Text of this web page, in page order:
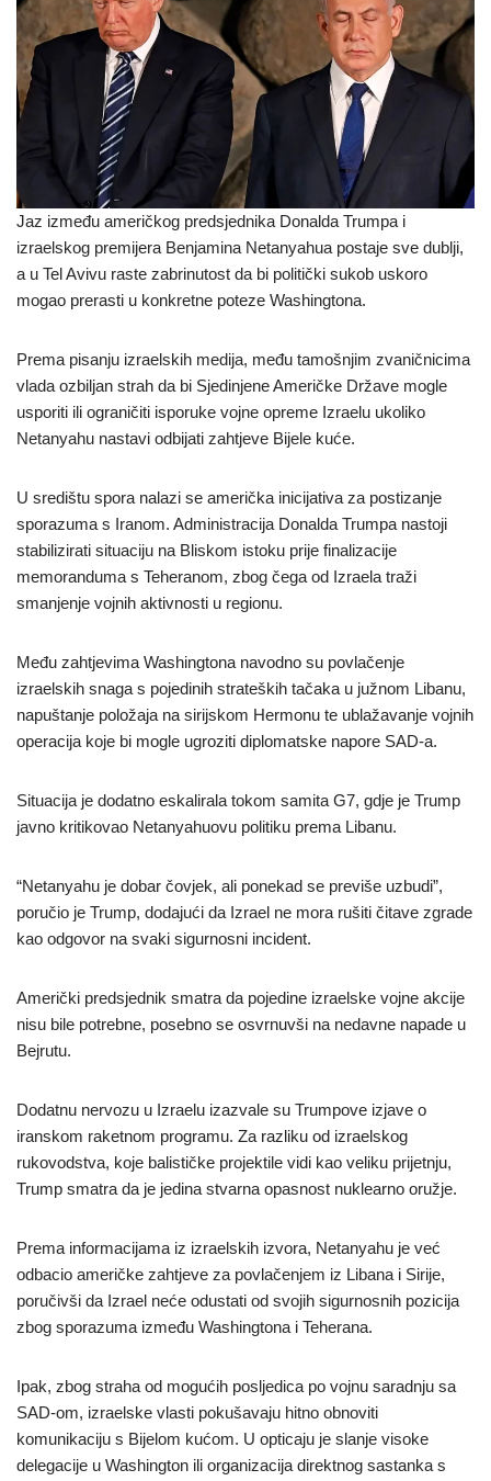
Jaz između američkog predsjednika Donalda Trumpa i
izraelskog premijera Benjamina Netanyahua postaje sve dublji,
a u Tel Avivu raste zabrinutost da bi politički sukob uskoro
mogao prerasti u konkretne poteze Washingtona.
Prema pisanju izraelskih medija, među tamošnjim zvaničnicima
vlada ozbiljan strah da bi Sjedinjene Američke Države mogle
usporiti ili ograničiti isporuke vojne opreme Izraelu ukoliko
Netanyahu nastavi odbijati zahtjeve Bijele kuće.
U središtu spora nalazi se američka inicijativa za postizanje
sporazuma s Iranom. Administracija Donalda Trumpa nastoji
stabilizirati situaciju na Bliskom istoku prije finalizacije
memoranduma s Teheranom, zbog čega od Izraela traži
smanjenje vojnih aktivnosti u regionu.
Među zahtjevima Washingtona navodno su povlačenje
izraelskih snaga s pojedinih strateških tačaka u južnom Libanu,
napuštanje položaja na sirijskom Hermonu te ublažavanje vojnih
operacija koje bi mogle ugroziti diplomatske napore SAD-a.
Situacija je dodatno eskalirala tokom samita G7, gdje je Trump
javno kritikovao Netanyahuovu politiku prema Libanu.
“Netanyahu je dobar čovjek, ali ponekad se previše uzbudi”,
poručio je Trump, dodajući da Izrael ne mora rušiti čitave zgrade
kao odgovor na svaki sigurnosni incident.
Američki predsjednik smatra da pojedine izraelske vojne akcije
nisu bile potrebne, posebno se osvrnuvši na nedavne napade u
Bejrutu.
Dodatnu nervozu u Izraelu izazvale su Trumpove izjave o
iranskom raketnom programu. Za razliku od izraelskog
rukovodstva, koje balističke projektile vidi kao veliku prijetnju,
Trump smatra da je jedina stvarna opasnost nuklearno oružje.
Prema informacijama iz izraelskih izvora, Netanyahu je već
odbacio američke zahtjeve za povlačenjem iz Libana i Sirije,
poručivši da Izrael neće odustati od svojih sigurnosnih pozicija
zbog sporazuma između Washingtona i Teherana.
Ipak, zbog straha od mogućih posljedica po vojnu saradnju sa
SAD-om, izraelske vlasti pokušavaju hitno obnoviti
komunikaciju s Bijelom kućom. U opticaju je slanje visoke
delegacije u Washington ili organizacija direktnog sastanka s